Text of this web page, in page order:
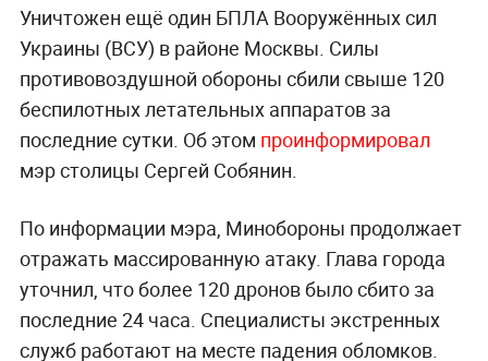
Уничтожен ещё один БПЛА Вооружённых сил
Украины (ВСУ) в районе Москвы. Силы
противовоздушной обороны сбили свыше 120
беспилотных летательных аппаратов за
последние сутки. Об этом проинформировал
мэр столицы Сергей Собянин.
По информации мэра, Минобороны продолжает
отражать массированную атаку. Глава города
уточнил, что более 120 дронов было сбито за
последние 24 часа. Специалисты экстренных
служб работают на месте падения обломков.